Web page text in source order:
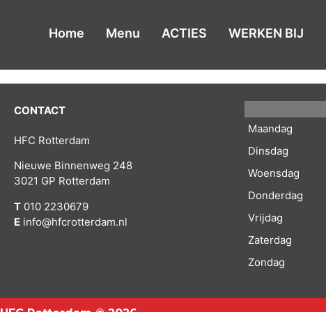
Home Menu ACTIES WERKEN BIJ
CONTACT
HFC Rotterdam
Nieuwe Binnenweg 248
3021 GP Rotterdam
T 010 2230679
E info@hfcrotterdam.nl
Maandag
Dinsdag
Woensdag
Donderdag
Vrijdag
Zaterdag
Zondag